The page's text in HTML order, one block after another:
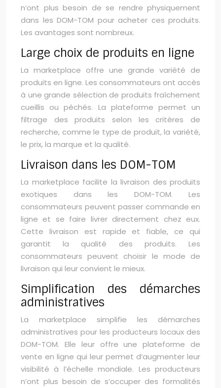
n’ont plus besoin de se rendre physiquement
dans les DOM-TOM pour acheter ces produits.
Les avantages sont nombreux.
Large choix de produits en ligne
La marketplace offre une grande variété de
produits en ligne. Les consommateurs ont accès
à une grande sélection de produits fraîchement
cueillis ou pêchés. La plateforme permet un
filtrage des produits selon les critères de
recherche, comme le type de produit, la variété,
le prix, la marque et la qualité.
Livraison dans les DOM-TOM
La marketplace facilite la livraison des produits
exotiques dans les DOM-TOM. Les
consommateurs peuvent passer commande en
ligne et se faire livrer directement chez eux.
Cette livraison est rapide et fiable, ce qui
garantit la qualité des produits. Les
consommateurs peuvent choisir le mode de
livraison qui leur convient le mieux.
Simplification des démarches
administratives
La marketplace simplifie les démarches
administratives pour les producteurs locaux des
DOM-TOM. Elle leur offre une plateforme de
vente en ligne qui leur permet d’augmenter leur
visibilité à l’échelle mondiale. Les producteurs
n’ont plus besoin de s’occuper des formalités